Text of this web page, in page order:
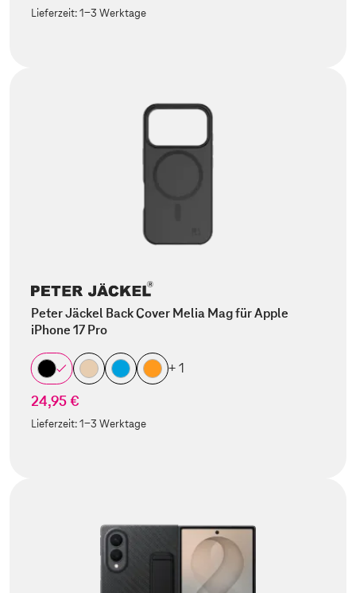
Lieferzeit:1-3 Werktage
Peter Jäckel Back Cover Melia Mag für Apple
iPhone 17 Pro
+ 1
24,95 €
Lieferzeit:1-3 Werktage